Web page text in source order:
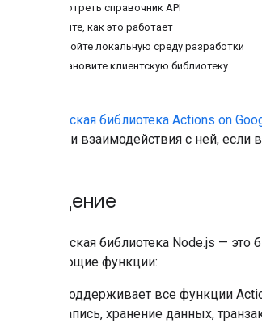
Посмотреть справочник API
Поймите, как это работает
Настройте локальную среду разработки
Установите клиентскую библиотеку
Клиентская библиотека Actions on
Google и взаимодействия с ней,
Введение
Клиентская библиотека Node.js —
следующие функции:
Поддерживает все функции
запись, хранение данных,